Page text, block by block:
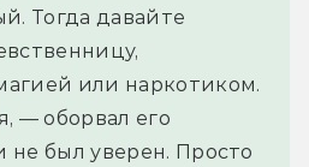
Тогда давайте
или наркотиком.
— оборвал его
не был уверен. Просто